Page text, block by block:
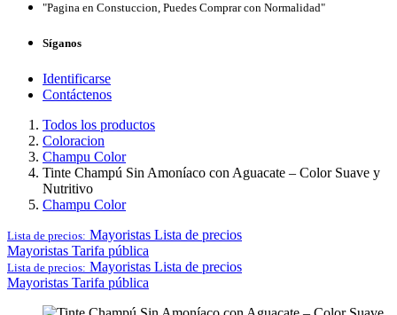
"Pagina en Constuccion, Puedes Comprar con Normalidad"
Síganos
Identificarse
Contáctenos
Todos los productos
Coloracion
Champu Color
Tinte Champú Sin Amoníaco con Aguacate – Color Suave y
Nutritivo
Champu Color
Lista de precios: Mayoristas Lista de precios
Mayoristas Tarifa pública
Lista de precios: Mayoristas Lista de precios
Mayoristas Tarifa pública